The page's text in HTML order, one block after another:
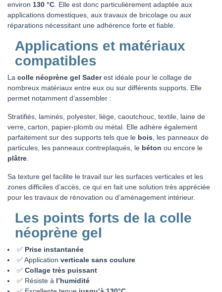
environ 130 °C . Elle est donc particulièrement adaptée aux
applications domestiques, aux travaux de bricolage ou aux
réparations nécessitant une adhérence forte et fiable.
Applications et matériaux
compatibles
La colle néoprène gel Saderest idéale pour le collage de
nombreux matériaux entre eux ou sur différents supports. Elle
permet notamment d’assembler :
Stratifiés, laminés, polyester, liège, caoutchouc, textile, laine de
verre, carton, papier-plomb ou métal. Elle adhère également
parfaitement sur des supports tels que le bois , les panneaux de
particules, les panneaux contreplaqués, le béton ou encore le
plâtre
Sa texture gel facilite le travail sur les surfaces verticales et les
zones difficiles d’accès, ce qui en fait une solution très appréciée
pour les travaux de rénovation ou d’aménagement intérieur.
Les points forts de la colle
néoprène gel
✅ Prise instantanée
✅ Application verticale sans coulure
✅ Collage très puissant
✅ Résiste à l’humidité